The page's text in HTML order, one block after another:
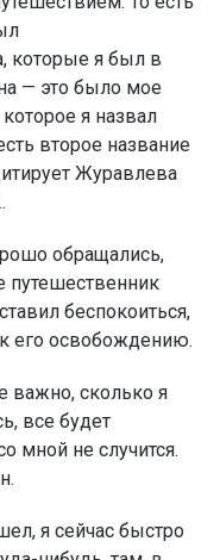
которые я был в
— это было мое
я назвал
второе название
Журавлева
обращались,
путешественник
беспокоиться,
его освобождению.
важно, сколько я
все будет
мной не случится.
я сейчас быстро